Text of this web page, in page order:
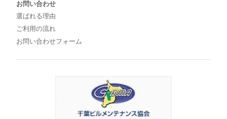
お問い合わせ
選ばれる理由
ご利用の流れ
お問い合わせフォーム